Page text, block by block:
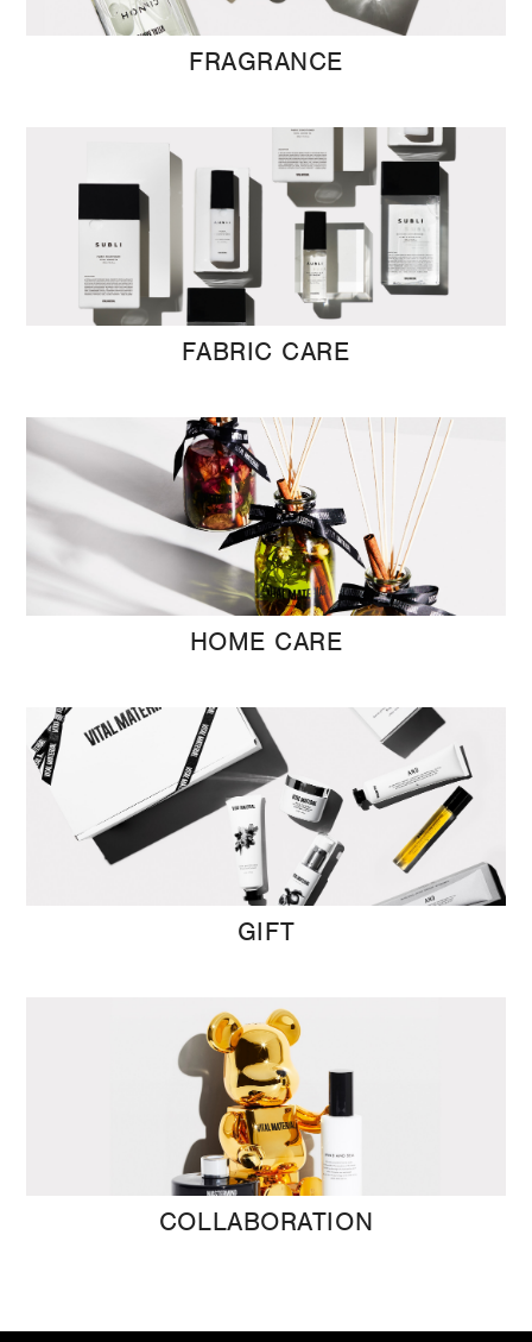
FRAGRANCE
FABRIC CARE
HOME CARE
GIFT
COLLABORATION